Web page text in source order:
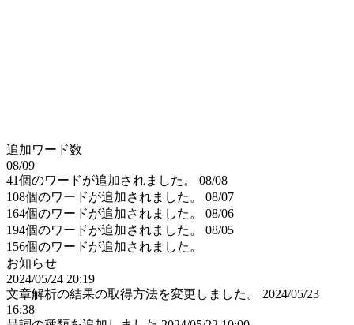
追加ワード数
08/09
41個のワードが追加されました。
08/08
108個のワードが追加されました。
08/07
164個のワードが追加されました。
08/06
194個のワードが追加されました。
08/05
156個のワードが追加されました。
お知らせ
2024/05/24 20:19
文章解析の結果の取得方法を変更しました。
2024/05/23
16:38